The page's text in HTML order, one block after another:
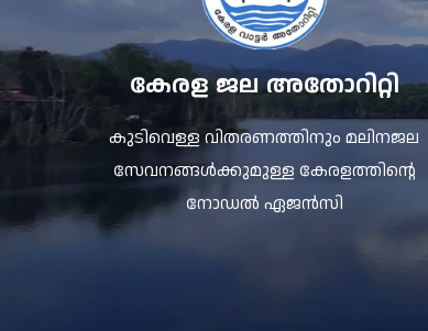
കേരള ജല അതോറിറ്റി
കുടിവെള്ള വിതരണത്തിനും മലിനജല
സേവനങ്ങൾക്കുമുള്ള കേരളത്തിന്റെ
നോഡൽ ഏജൻസി